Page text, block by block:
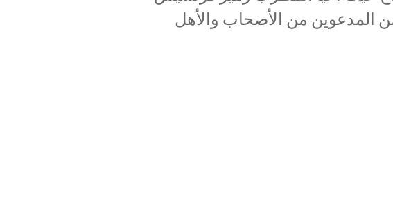
المدعوين من الأصحاب والأهل